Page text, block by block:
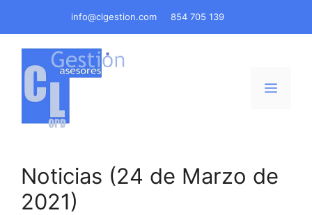
info@clgestion.com 854 705 139
Menú
Noticias (24 de Marzo de
2021)